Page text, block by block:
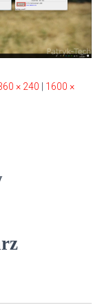
× 240
1600 ×